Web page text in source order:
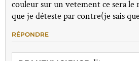
couleur sur un vetement ce sera le
que je déteste par contre(je sais
RÉPONDRE